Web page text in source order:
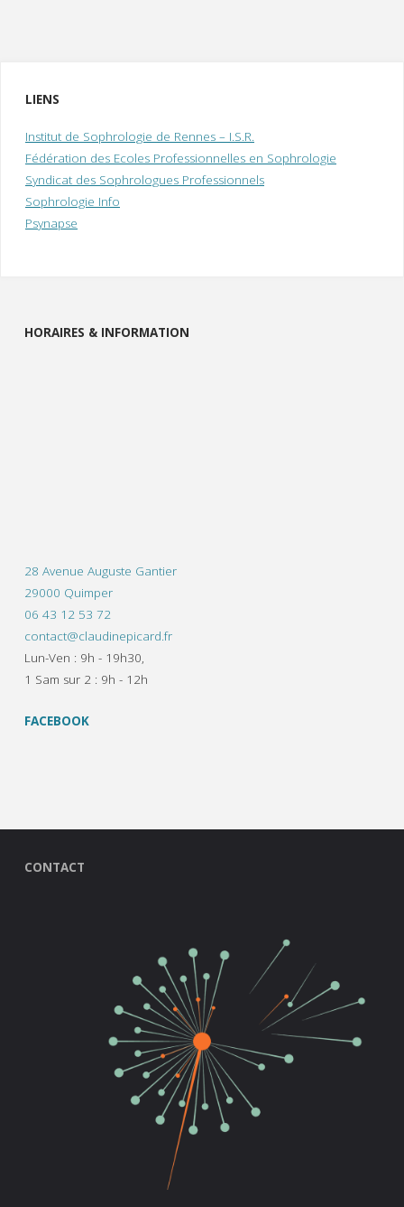
LIENS
Institut de Sophrologie de Rennes – I.S.R.
Fédération des Ecoles Professionnelles en Sophrologie
Syndicat des Sophrologues Professionnels
Sophrologie Info
Psynapse
HORAIRES & INFORMATION
28 Avenue Auguste Gantier
29000 Quimper
06 43 12 53 72
contact@claudinepicard.fr
Lun-Ven : 9h - 19h30,
1 Sam sur 2 : 9h - 12h
FACEBOOK
CONTACT